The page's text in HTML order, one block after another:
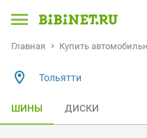
Главная Купить
Тольятти
ШИНЫ ДИСКИ